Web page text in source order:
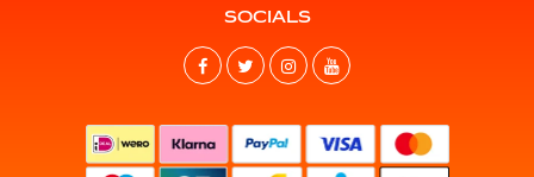
SOCIALS